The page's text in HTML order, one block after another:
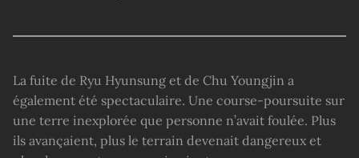
La fuite de Ryu Hyunsung et de Chu Youngjin a
également été spectaculaire. Une course-poursuite sur
une terre inexplorée que personne n’avait foulée. Plus
ils avançaient, plus le terrain devenait dangereux et